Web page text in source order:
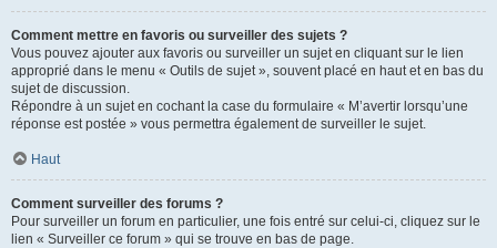
Comment mettre en favoris ou surveiller des sujets ?
Vous pouvez ajouter aux favoris ou surveiller un sujet en cliquant sur le lien
approprié dans le menu « Outils de sujet », souvent placé en haut et en bas du
sujet de discussion.
Répondre à un sujet en cochant la case du formulaire « M’avertir lorsqu’une
réponse est postée » vous permettra également de surveiller le sujet.
Haut
Comment surveiller des forums ?
Pour surveiller un forum en particulier, une fois entré sur celui-ci, cliquez sur le
lien « Surveiller ce forum » qui se trouve en bas de page.